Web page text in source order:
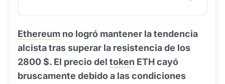
Ethereum no logró mantener la tendencia
alcista tras superar la resistencia de los
2800 $. El precio del token ETH cayó
bruscamente debido a las condiciones